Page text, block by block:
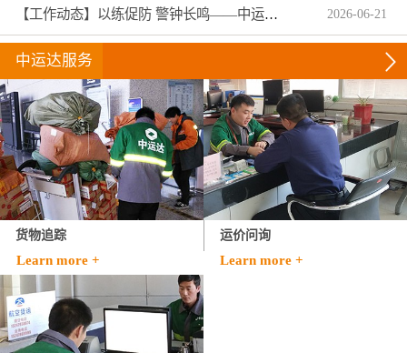
【工作动态】以练促防 警钟长鸣——中运达温州航服扎实开展2026年安全生产月专项演练与全员警示教育 2026-06-21
中运达服务
货物追踪
Learn more +
运价问询
Learn more +